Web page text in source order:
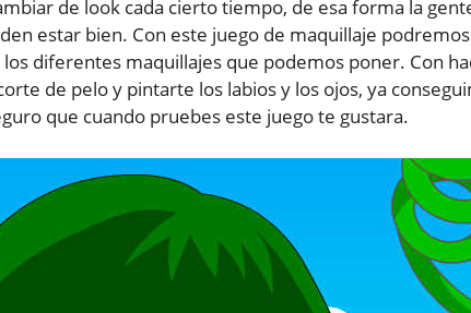
de look cada cierto tiempo, de esa forma la
estar bien. Con este juego de maquillaje
diferentes maquillajes que podemos poner. Con
de pelo y pintarte los labios y los ojos, ya
que cuando pruebes este juego te gustara.